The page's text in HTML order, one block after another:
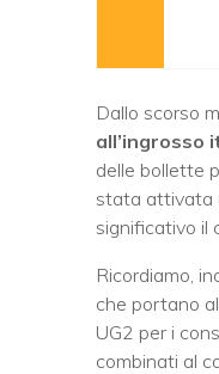
Dallo scorso
all’ingrosso
delle bollette
stata attivata
significativo il
Ricordiamo,
che portano
UG2 per i
combinati al